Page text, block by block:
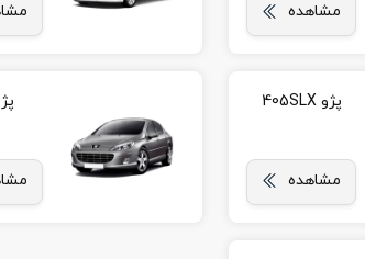
مشاهده
پژو 405SLX
مشاهده
پژو